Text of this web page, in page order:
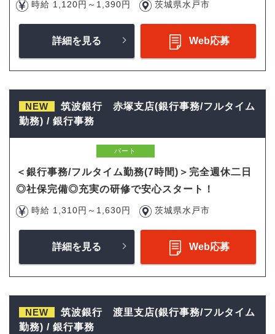
時給 1,120円～1,390円 茨城県水戸市
詳細を見る Web応募
NEW
筑波銀行 赤塚支店(銀行事務/フルタイム
勤務) / 銀行事務
パート
＜銀行事務/フルタイム勤務(7時間)＞完全週休二日
◎社保完備◎充実の研修で安心スタート！
時給 1,310円～1,630円 茨城県水戸市
詳細を見る Web応募
NEW
筑波銀行 渡里支店(銀行事務/フルタイム
勤務) / 銀行事務